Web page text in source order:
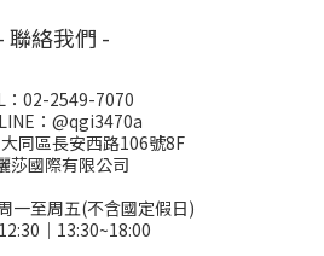
聯絡我們 -
：02-2549-7070
：@qgi3470a
同區長安西路106號8F
莎國際有限公司
一至周五(不含國定假日)